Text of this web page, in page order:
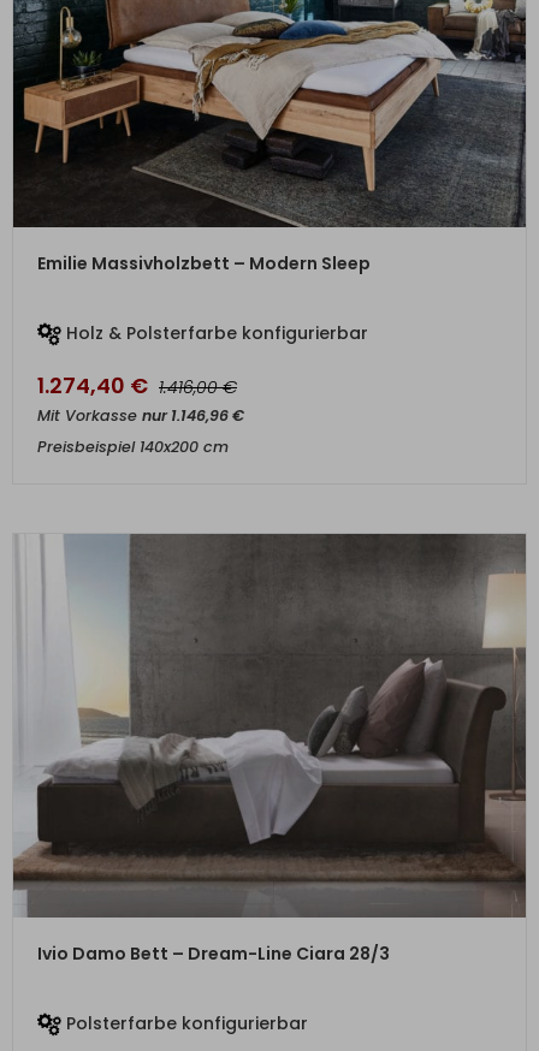
Emilie Massivholzbett – Modern Sleep
Holz & Polsterfarbe konfigurierbar
1.274,40 € 1.416,00€
Mit Vorkasse nur1.146,96€
Preisbeispiel 140x200 cm
ZUM PRODUKT
Ivio Damo Bett – Dream-Line Ciara 28/3
Polsterfarbe konfigurierbar